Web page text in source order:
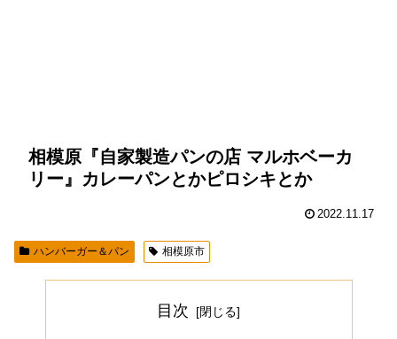
相模原『自家製造パンの店 マルホベーカ
リー』カレーパンとかピロシキとか
2022.11.17
ハンバーガー＆パン 相模原市
目次